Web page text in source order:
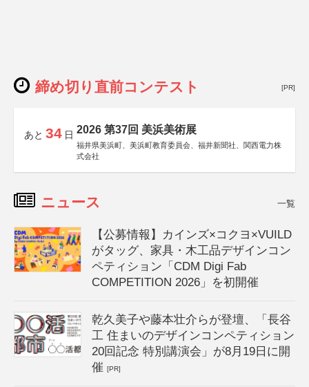
締め切り直前コンテスト [PR]
あと 34 日 2026 第37回 美浜美術展
福井県美浜町、美浜町教育委員会、福井新聞社、関西電力株
式会社
ニュース 一覧
【公募情報】カインズ×コクヨ×VUILD
がタッグ、家具・木工品デザインコン
ペティション「CDM Digi Fab
COMPETITION 2026」を初開催
乾久美子や藤本壮介らが登壇、「長谷
工 住まいのデザインコンペティション
20回記念 特別講演会」が8月19日に開
催[PR]